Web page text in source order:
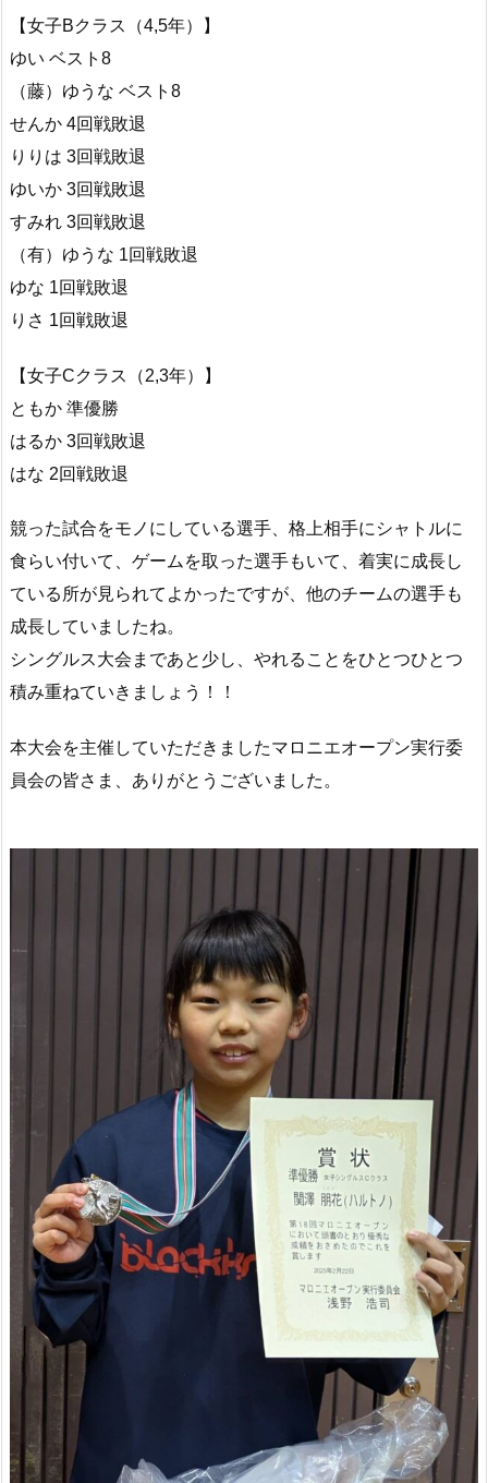
【女子Bクラス（4,5年）】
ゆい ベスト8
（藤）ゆうな ベスト8
せんか 4回戦敗退
りりは 3回戦敗退
ゆいか 3回戦敗退
すみれ 3回戦敗退
（有）ゆうな 1回戦敗退
ゆな 1回戦敗退
りさ 1回戦敗退
【女子Cクラス（2,3年）】
ともか 準優勝
はるか 3回戦敗退
はな 2回戦敗退
競った試合をモノにしている選手、格上相手にシャトルに
食らい付いて、ゲームを取った選手もいて、着実に成長し
ている所が見られてよかったですが、他のチームの選手も
成長していましたね。
シングルス大会まであと少し、やれることをひとつひとつ
積み重ねていきましょう！！
本大会を主催していただきましたマロニエオープン実行委
員会の皆さま、ありがとうございました。